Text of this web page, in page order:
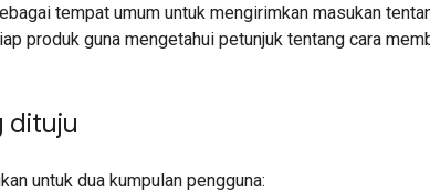
tempat umum untuk mengirimkan masukan
produk guna mengetahui petunjuk tentang cara
dituju
untuk dua kumpulan pengguna: